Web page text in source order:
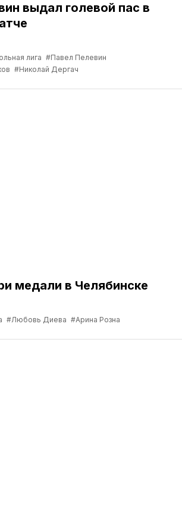
выдал голевой пас в
лига #Павел Пелевин
#Николай Дергач
медали в Челябинске
#Любовь Диева #Арина Розна